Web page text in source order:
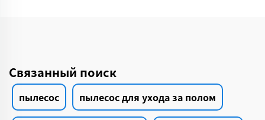
Связанный поиск
пылесос пылесос для ухода за полом